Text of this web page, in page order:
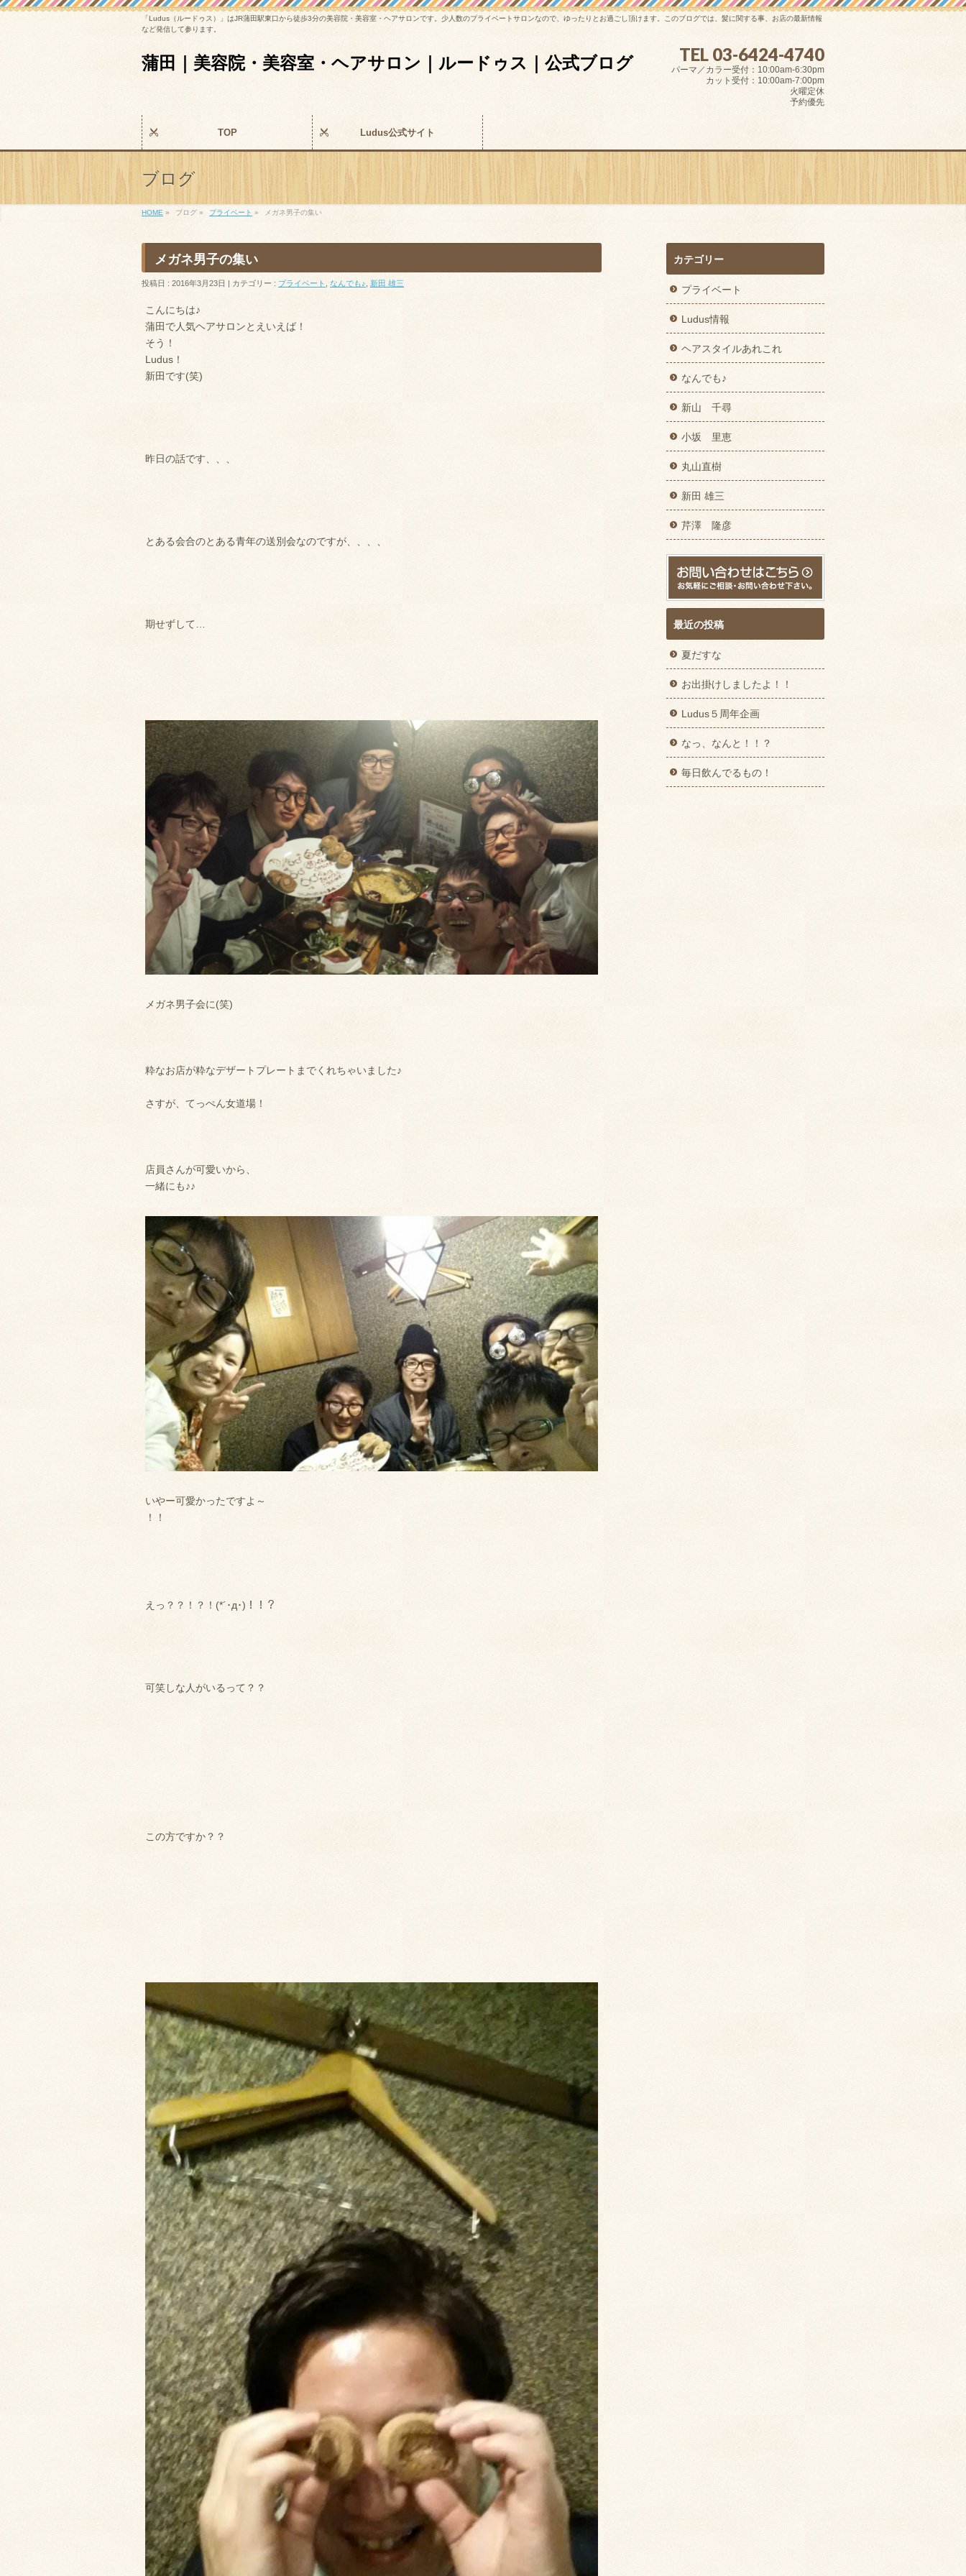
「Ludus（ルードゥス）」はJR蒲田駅東口から徒歩3分の美容院・美容室・ヘアサロンです。少人数のプライベートサロンなので、ゆったりとお過ごし頂けます。このブログでは、髪に関する事、お店の最新情報
など発信して参ります。
蒲田｜美容院・美容室・ヘアサロン｜ルードゥス｜公式ブログ TEL 03-6424-4740
パーマ／カラー受付：10:00am-6:30pm
カット受付：10:00am-7:00pm
火曜定休
予約優先
TOP Ludus公式サイト
ブログ
HOME » ブログ » プライベート » メガネ男子の集い
メガネ男子の集い
投稿日 : 2016年3月23日 | カテゴリー : プライベート なんでも♪ 新田 雄三
こんにちは♪
蒲田で人気ヘアサロンとえいえば！
そう！
Ludus！
新田です(笑)
昨日の話です、、、
とある会合のとある青年の送別会なのですが、、、、
期せずして…
メガネ男子会に(笑)
粋なお店が粋なデザートプレートまでくれちゃいました♪
さすが、てっぺん女道場！
店員さんが可愛いから、
一緒にも♪♪
いやー可愛かったですよ～
！！
えっ？？！？！(*´･д･)！！？
可笑しな人がいるって？？
この方ですか？？
カテゴリー
プライベート
Ludus情報
ヘアスタイルあれこれ
なんでも♪
新山 千尋
小坂 里恵
丸山直樹
新田 雄三
芹澤 隆彦
最近の投稿
夏だすな
お出掛けしましたよ！！
Ludus５周年企画
なっ、なんと！！？
毎日飲んでるもの！